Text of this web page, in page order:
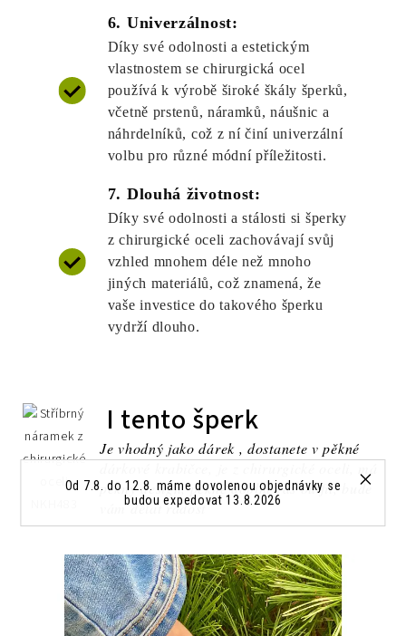
Od 7.8. do 12.8. máme dovolenou objednávky se
budou expedovat 13.8.2026
6. Univerzálnost:
Díky své odolnosti a estetickým
vlastnostem se chirurgická ocel
používá k výrobě široké škály šperků,
včetně prstenů, náramků, náušnic a
náhrdelníků, což z ní činí univerzální
volbu pro různé módní příležitosti.
7. Dlouhá životnost:
Díky své odolnosti a stálosti si šperky
z chirurgické oceli zachovávají svůj
vzhled mnohem déle než mnoho
jiných materiálů, což znamená, že
vaše investice do takového šperku
vydrží dlouho.
I tento šperk
Je vhodný jako dárek , dostanete v pěkné
pěkný design, pěkně doplní váš outfit, bude
vám dělat radost